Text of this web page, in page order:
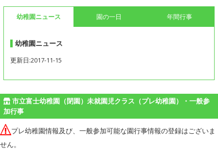
幼稚園ニュース 園の一日 年間行事
幼稚園ニュース
更新日:2017-11-15
市立富士幼稚園（閉園）未就園児クラス（プレ幼稚園）・一般参
加行事
プレ幼稚園情報及び、一般参加可能な園行事情報の登録はございま
せん。